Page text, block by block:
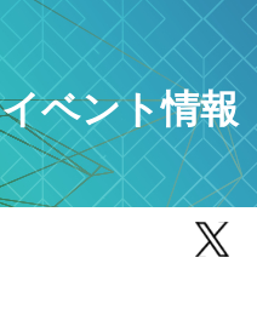
イベント情報